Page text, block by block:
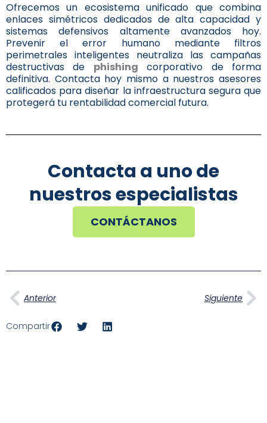
Ofrecemos un ecosistema unificado que combina
enlaces simétricos dedicados de alta capacidad y
sistemas defensivos altamente avanzados hoy.
Prevenir el error humano mediante filtros
perimetrales inteligentes neutraliza las campañas
destructivas de phishing corporativo de forma
definitiva. Contacta hoy mismo a nuestros asesores
calificados para diseñar la infraestructura segura que
protegerá tu rentabilidad comercial futura.
Contacta a uno de
nuestros especialistas
CONTÁCTANOS
Ant
Anterior Siguiente
Compartir